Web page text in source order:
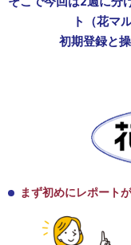
ト（花マ
初期登録と
まず初めにレポート